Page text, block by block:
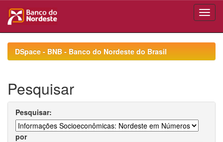
navigationDSpace - BNB - Banco do Nordeste do Brasil
Pesquisar
Pesquisar:
por